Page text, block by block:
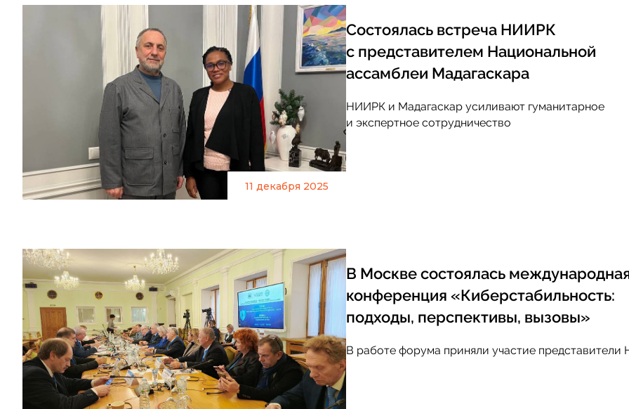
11 декабря 2025
Состоялась встреча НИИРК
с представителем Национальной
ассамблеи Мадагаскара
НИИРК и Мадагаскар усиливают гуманитарное
и экспертное сотрудничество
В Москве состоялась
конференция «Киберстабильность:
подходы, перспективы, вызовы»
В работе форума приняли участие
диалоги – 2026»: